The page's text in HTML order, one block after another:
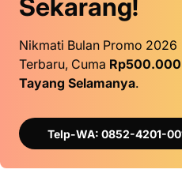
Sekarang!
Nikmati Bulan Promo 2026
Terbaru, Cuma Rp500.000
Tayang Selamanya.
Telp-WA: 0852-4201-